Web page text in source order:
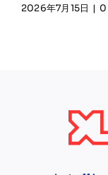
2026年7月15日 | 0